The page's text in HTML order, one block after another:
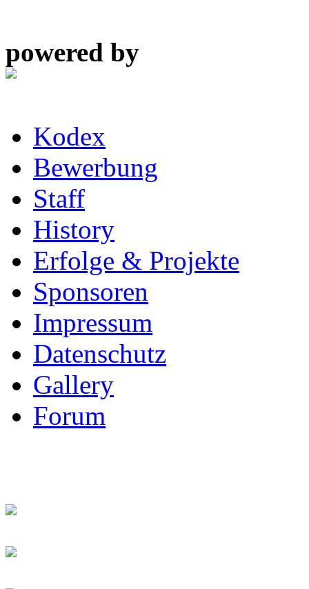
powered by
Kodex
Bewerbung
Staff
History
Erfolge & Projekte
Sponsoren
Impressum
Datenschutz
Gallery
Forum